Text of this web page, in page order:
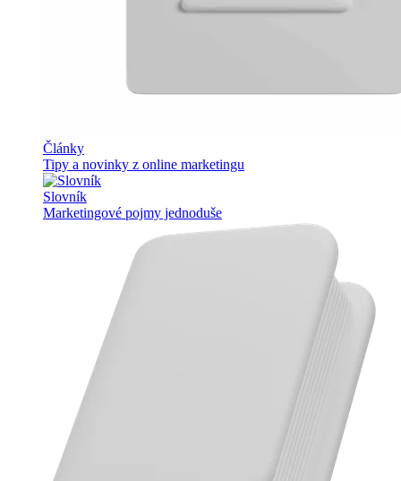
Články
Tipy a novinky z online marketingu
Slovník
Marketingové pojmy jednoduše